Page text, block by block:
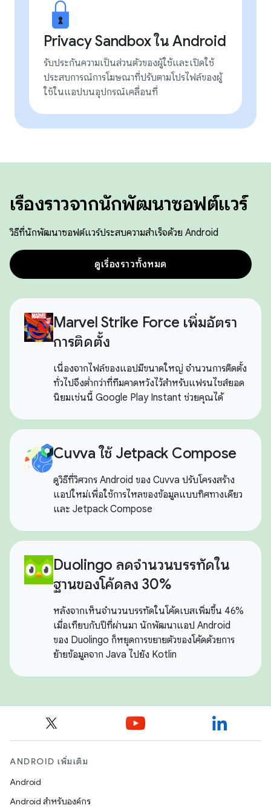
Privacy Sandbox ใน Android
รับประกันความเป็นส่วนตัวของผู้ใช้และเปิดใช้
ประสบการณ์การโฆษณาที่ปรับตามโปรไฟล์ของผู้
ใช้ในแอปบนอุปกรณ์เคลื่อนที่
เรื่องราวจากนักพัฒนาซอฟต์แวร์
วิธีที่นักพัฒนาซอฟต์แวร์ประสบความสำเร็จด้วย Android
ดูเรื่องราวทั้งหมด
Marvel Strike Force เพิ่มอัตรา
การติดตั้ง
เนื่องจากไฟล์ของแอปมีขนาดใหญ่ จำนวนการติดตั้ง
ทั่วไปจึงต่ำกว่าที่ทีมคาดหวังไว้สำหรับแฟรนไชส์ยอด
นิยมเช่นนี้ Google Play Instant ช่วยคุณได้
Cuvva ใช้ Jetpack Compose
ดูวิธีที่วิศวกร Android ของ Cuvva ปรับโครงสร้าง
แอปใหม่เพื่อใช้การไหลของข้อมูลแบบทิศทางเดียว
และ Jetpack Compose
Duolingo ลดจำนวนบรรทัดใน
ฐานของโค้ดลง 30%
หลังจากเห็นจำนวนบรรทัดในโค้ดเบสเพิ่มขึ้น 46%
เมื่อเทียบกับปีที่ผ่านมา นักพัฒนาแอป Android
ของ Duolingo ก็หยุดการขยายตัวของโค้ดด้วยการ
ย้ายข้อมูลจาก Java ไปยัง Kotlin
ANDROID เพิ่มเติม
Android
Android สำหรับองค์กร